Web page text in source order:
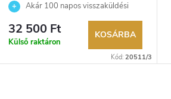
Akár 100 napos visszaküldési
lehetőség. Hivatalos márkakereskedő.
32 500 Ft
Külső raktáron
KOSÁRBA
Kód: 20511/3